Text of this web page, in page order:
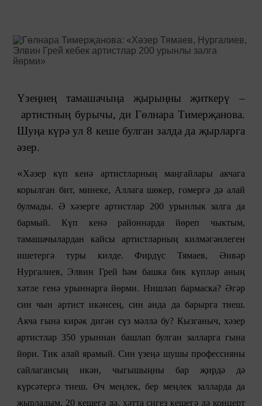
Үзеңнең тамашачыңа җырыңны җиткерү –
артистның бурычы, ди Гөлнара Тимерҗанова.
Шуңа күрә ул 8 кеше булган залда да җырларга
әзер.
«Хәзер күп кенә артистларның маңгайлары акчага
корылган бит, минеке, Аллага шөкер, гомергә дә алай
булмады. Ә хәзерге артистлар 200 урынлык залга да
бармый. Күп кенә районнарда йөреп чыктым,
тамашачылардан кайсы артистларның килмәгәнлеген
ишетергә туры килде. Фирдүс Тямаев, Әнвәр
Нургалиев, Элвин Грей һәм башка бик күпләр аның
хәтле генә урыннарга йөрми. Нишләп бармаска? Әгәр
син чын артист икәнсең, син анда да барырга тиеш.
Акча гына кирәк дигән сүз мәллә бу? Кызганыч, хәзер
артистлар 350 урыннан башлап булган залларга гына
йөри. Тик алай ярамый. Син үзеңә шушы профессияны
сайлагансың икән, чыгышыңны бар җирдә дә
күрсәтергә тиеш. Өч меңлек, бер меңлек залларда да
җырладым, 20 кешегә дә, хәтта сигез кешегә дә концерт